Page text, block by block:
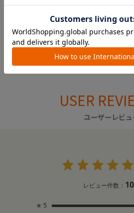
ラクマグ はじめてコッ
プ 240 R
￥1,650
ラクマグ
ロー 240
￥1,848
USER
ユーザーレビュ
レビュー件数： 10
★ 5